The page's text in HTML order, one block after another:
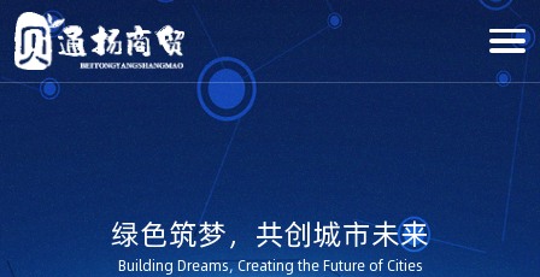
绿色筑梦，共创城市未来
Building Dreams, Creating the Future of Cities